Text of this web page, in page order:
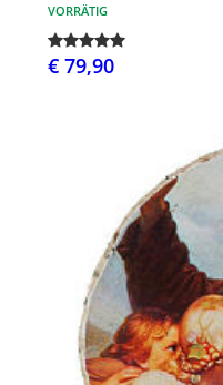
VORRÄTIG
€ 79,90